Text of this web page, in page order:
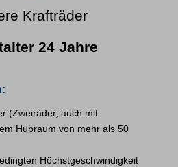
Krafträder
24 Jahre
(Zweiräder, auch mit
Hubraum von mehr als 50
Höchstgeschwindigkeit